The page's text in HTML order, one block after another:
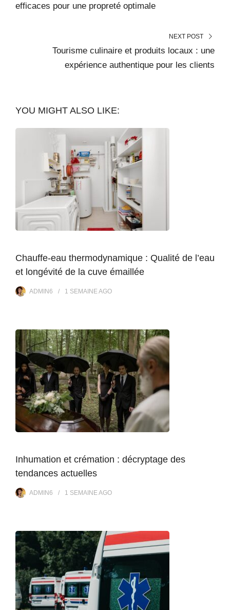
efficaces pour une propreté optimale
NEXT POST
Tourisme culinaire et produits locaux : une
expérience authentique pour les clients
YOU MIGHT ALSO LIKE:
Chauffe-eau thermodynamique : Qualité de l’eau
et longévité de la cuve émaillée
ADMIN6 1 SEMAINE AGO
Inhumation et crémation : décryptage des
tendances actuelles
ADMIN6 1 SEMAINE AGO